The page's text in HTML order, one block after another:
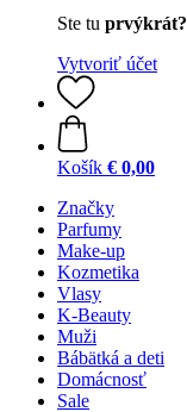
Ste tu prvýkrát?
Vytvoriť účet
Košík € 0,00
Značky
Parfumy
Make-up
Kozmetika
Vlasy
K-Beauty
Muži
Bábätká a deti
Domácnosť
Sale